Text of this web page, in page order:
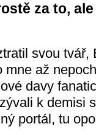
za to,
svou tvář,
až
davy
k demisi
portál, tu